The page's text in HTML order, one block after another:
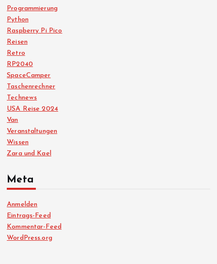
Programmierung
Python
Raspberry Pi Pico
Reisen
Retro
RP2040
SpaceCamper
Taschenrechner
Technews
USA Reise 2024
Van
Veranstaltungen
Wissen
Zara und Kael
Meta
Anmelden
Eintrags-Feed
Kommentar-Feed
WordPress.org